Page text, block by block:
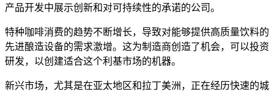
产品开发中展示创新和对可持续性的承诺的公司。
特种咖啡消费的趋势不断增长，导致对能够提供高质量饮料的
先进酿造设备的需求激增。这为制造商创造了机会，可以投资
研发，以创建适合这个利基市场的机器。
新兴市场，尤其是在亚太地区和拉丁美洲，正在经历快速的城